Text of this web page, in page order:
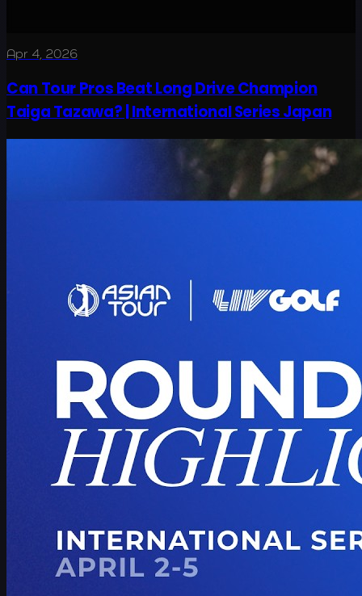
Apr 4, 2026
Can Tour Pros Beat Long Drive Champion
Taiga Tazawa? | International Series Japan